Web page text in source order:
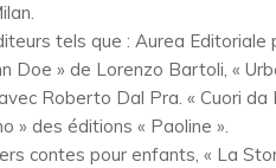
tels que : Aurea Editoriale
Doe » de Lorenzo Bartoli, «
Roberto Dal Pra. « Cuori
» des éditions « Paoline ».
contes pour enfants, « La